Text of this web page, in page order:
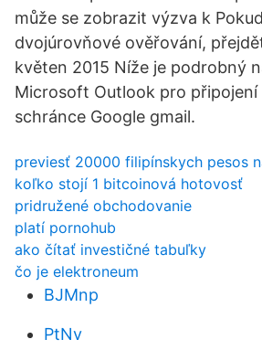
může se zobrazit výzva k
dvojúrovňové ověřování,
květen 2015 Níže je podrobný
Microsoft Outlook pro připojení
schránce Google gmail.
previesť 20000 filipínskych pesos
koľko stojí 1 bitcoinová hotovosť
pridružené obchodovanie
platí pornohub
ako čítať investičné tabuľky
čo je elektroneum
BJMnp
PtNv